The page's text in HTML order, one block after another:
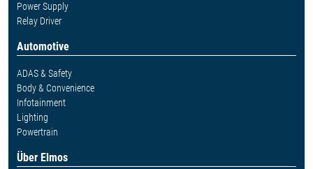
Power Supply
Relay Driver
Automotive
ADAS & Safety
Body & Convenience
Infotainment
Lighting
Powertrain
Über Elmos